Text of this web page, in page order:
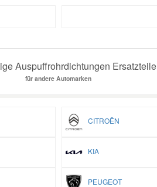
Auspuffrohrdichtungen Ersatzteile
für andere Automarken
CITROËN
KIA
PEUGEOT